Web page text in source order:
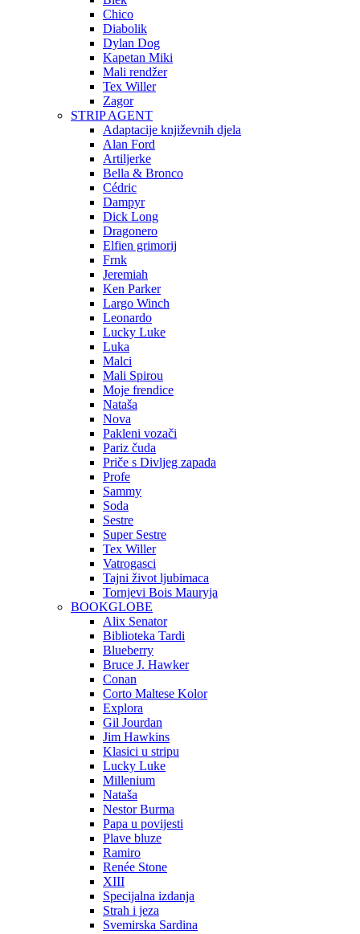
Chico
Diabolik
Dylan Dog
Kapetan Miki
Mali rendžer
Tex Willer
Zagor
STRIP AGENT
Adaptacije književnih djela
Alan Ford
Artiljerke
Bella & Bronco
Cédric
Dampyr
Dick Long
Dragonero
Elfien grimorij
Frnk
Jeremiah
Ken Parker
Largo Winch
Leonardo
Lucky Luke
Luka
Malci
Mali Spirou
Moje frendice
Nataša
Nova
Pakleni vozači
Pariz čuda
Priče s Divljeg zapada
Profe
Sammy
Soda
Sestre
Super Sestre
Tex Willer
Vatrogasci
Tajni život ljubimaca
Tornjevi Bois Mauryja
BOOKGLOBE
Alix Senator
Biblioteka Tardi
Blueberry
Bruce J. Hawker
Conan
Corto Maltese Kolor
Explora
Gil Jourdan
Jim Hawkins
Klasici u stripu
Lucky Luke
Millenium
Nataša
Nestor Burma
Papa u povijesti
Plave bluze
Ramiro
Renée Stone
XIII
Specijalna izdanja
Strah i jeza
Svemirska Sardina